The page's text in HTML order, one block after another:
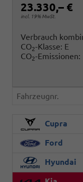
23.330,– €
incl. 19% MwSt.
Verbrauch
CO2-Klasse: E
CO2-Emissionen:
Fahrzeugnr.
Cupra
Ford
Hyundai